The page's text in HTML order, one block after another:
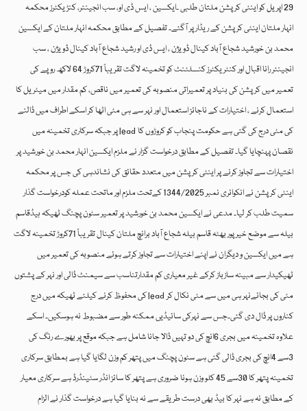
29 اپریل کو اینٹی کرپشن ملتان طلبی ۔ایکسین ، ایس ڈی او، سب انجینئر، کنڑیکٹرز محکمہ
انہار ملتان اینٹی کرپشن کے ریڈار پر آگئے۔ تفصیل کے مطابق محکمہ انہار ملتان کے ایکسین
محمد بن خورشید شجاع آباد کینال ڈویژن ، ایس ڈی او رشید شجاع آباد کینال ڈویژن ، سب
انجینئر رانا اقبال اور کنٹریکٹرز کنسلٹنٹ کو تخمینہ لاگت تقریباً 71کروڑ 64 لاکھ روپے کی
تعمیر میں کرپشن کی بنیاد پر تعمیراتی منصوبہ کی تعمیر میں ناقص، کم مقدار میں میٹریل کا
استعمال کرنے ، اختیارات کے ناجائز استعمال اور نہر سے ہی مٹی اٹھا کر اسکے اطراف میں ڈالنے
پر جبکہ سرکاری تخمینہ میں lead کی مٹی درج کی گئی ہے حکومت پنجاب کو کروڑوں کا
نقصان پہنچایا گیا۔ تفصیل کے مطابق درخواست گزار نے ملزم ایکسین انہار محمد بن خورشید پر
اختیارات سے تجاوز کرنے پر اینٹی کرپشن میں متعدد حقائق کی نشاندہی کی جس پر محکمہ
اینٹی کرپشن نے انکوائری نمبر 1344/2025 کےتحت ملزم اور ماتحت عملہ کودرخواست گذار
سمیت طلب کر لیا۔ مدعی نے ایکسین محمد بن خورشید پر تعمیر سٹون پچنگ ٹھیکہ ہیڈقاسم
بیلہ سے موضع خیر پور بھٹہ قاسم بیلہ شجاع آباد برانچ ملتان کینال تقریباً 71کروڑ تخمینہ لاگت
ہے میں ایکسین و دیگران نے اپنے اختیارات سے تجاوز کرتے ہوئے منصوبہ کی تعمیر میں
ٹھیکیدار سے مبینہ سازباز کرکے غیر معیاری کم مقدارتناسب سے سیمنٹ ڈالی اور نہر کے پشتوں
کی محفوظ کرنے کیلئے ٹھیکہ میں درج lead مٹی کی بجائےنہر ہی میں سے مٹی نکال کر
کناروں پر ڈال دی گئی۔جس سے نہرکی سائیڈیں ممکنہ طور سے مضبوط نہ ہوسکیں۔ اسکے
علاوہ تخمینہ میں بجری 6انچ کی دو تہیں ڈالا جانا شامل ہے جبکہ موقع پر بھورے رنگ کی
3سے 4انچ کی بجری ڈالی گئی ہے سٹون پچنگ میں پتھر کم وزن لگایا گیا ہے بمطابق سرکاری
تخمینہ پتھر کا 30سے 45 کلو وزن ہونا ضروری ہے پتھر کا سائز انڈر سٹینڈرڈ ہے سرکاری معیار
کے مطابق نہ ہے نہر کا بیڈ بھی درست طریقے سے نہ بنایا گیا ہے درخواست گذار نے الزام